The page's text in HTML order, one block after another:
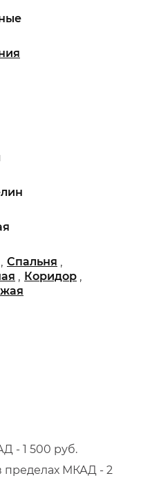
, Спальня ,
, Коридор ,
- 1 500 руб.
пределах МКАД - 2